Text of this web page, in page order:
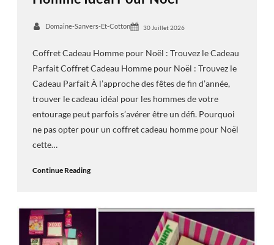
Domaine-Sanvers-Et-Cotton 30 Juillet 2026
Coffret Cadeau Homme pour Noël : Trouvez le Cadeau
Parfait Coffret Cadeau Homme pour Noël : Trouvez le
Cadeau Parfait À l’approche des fêtes de fin d’année,
trouver le cadeau idéal pour les hommes de votre
entourage peut parfois s’avérer être un défi. Pourquoi
ne pas opter pour un coffret cadeau homme pour Noël
cette…
Continue Reading